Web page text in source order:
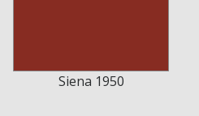
Siena 1950